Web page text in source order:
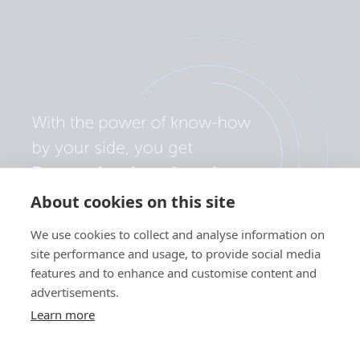
About cookies on this site
We use cookies to collect and analyse information on
site performance and usage, to provide social media
features and to enhance and customise content and
advertisements.
Learn more